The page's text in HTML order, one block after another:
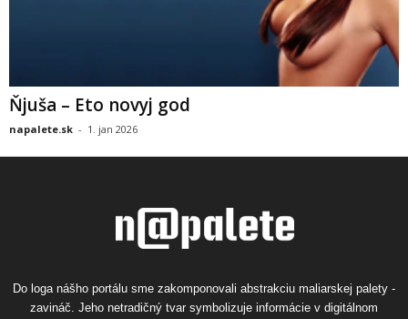
Ňjuša – Eto novyj god
napalete.sk - 1. jan 2026
Do loga nášho portálu sme zakomponovali abstrakciu maliarskej palety -
zavináč. Jeho netradičný tvar symbolizuje informácie v digitálnom